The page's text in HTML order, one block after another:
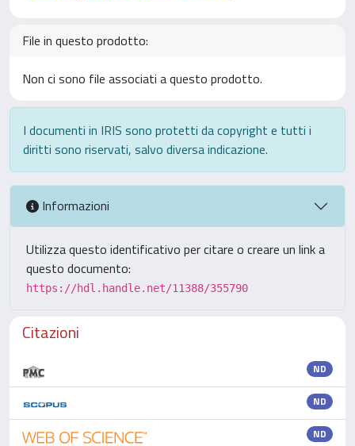
File in questo prodotto:
Non ci sono file associati a questo prodotto.
I documenti in IRIS sono protetti da copyright e tutti i
diritti sono riservati, salvo diversa indicazione.
Informazioni
Utilizza questo identificativo per citare o creare un link a
questo documento:
https://hdl.handle.net/11388/355790
Citazioni
ND
ND
ND